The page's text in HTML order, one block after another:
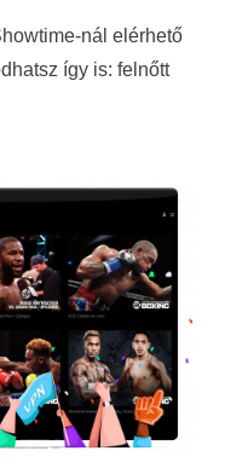
nál elérhető
így is: felnőtt